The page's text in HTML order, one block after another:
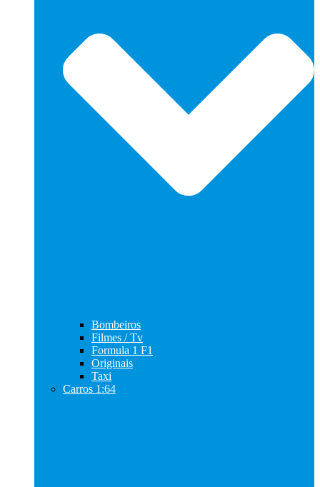
Bombeiros
Filmes / Tv
Formula 1 F1
Originais
Taxi
Carros 1:64